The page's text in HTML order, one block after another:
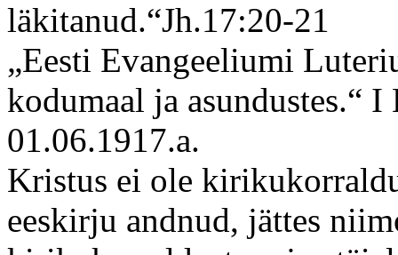
läkitanud.“Jh.17:20-21
„Eesti Evangeeliumi
kodumaal ja asundustes.“
01.06.1917.a.
Kristus ei ole
eeskirju andnud, jättes